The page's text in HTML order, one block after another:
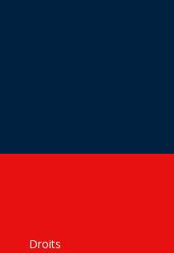
Droits